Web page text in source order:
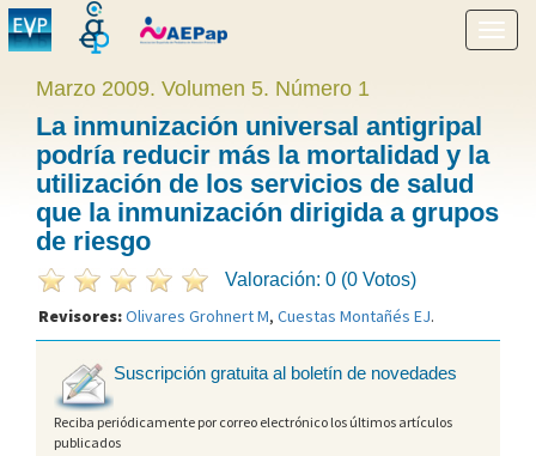
menú
Marzo 2009. Volumen 5. Número 1
La inmunización universal antigripal
podría reducir más la mortalidad y la
utilización de los servicios de salud
que la inmunización dirigida a grupos
de riesgo
Valoración: 0 (0 Votos)
Revisores:Olivares Grohnert M, Cuestas Montañés EJ.
Suscripción gratuita al boletín de novedades
Reciba periódicamente por correo electrónico los últimos artículos
publicados